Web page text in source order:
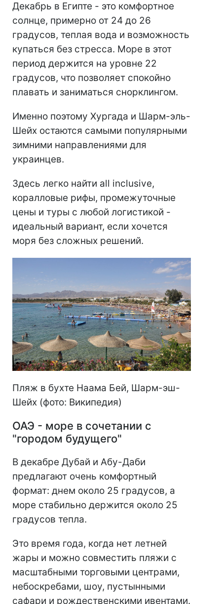
Декабрь в Египте - это комфортное
солнце, примерно от 24 до 26
градусов, теплая вода и возможность
купаться без стресса. Море в этот
период держится на уровне 22
градусов, что позволяет спокойно
плавать и заниматься снорклингом.
Именно поэтому Хургада и Шарм-эль-
Шейх остаются самыми популярными
зимними направлениями для
украинцев.
Здесь легко найти all inclusive,
коралловые рифы, промежуточные
цены и туры с любой логистикой -
идеальный вариант, если хочется
моря без сложных решений.
Пляж в бухте Наама Бей, Шарм-эш-
Шейх (фото: Википедия)
ОАЭ - море в сочетании с
"городом будущего"
В декабре Дубай и Абу-Даби
предлагают очень комфортный
формат: днем около 25 градусов, а
море стабильно держится около 25
градусов тепла.
Это время года, когда нет летней
жары и можно совместить пляжи с
масштабными торговыми центрами,
небоскребами, шоу, пустынными
сафари и рождественскими ивентами.